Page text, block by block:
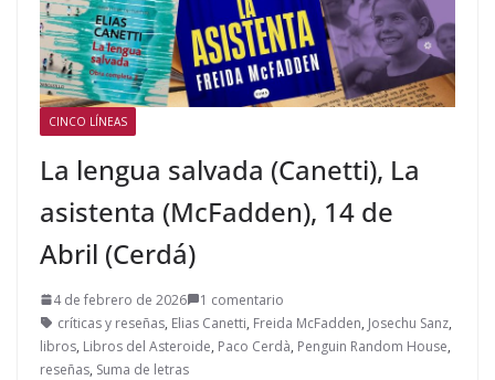
CINCO LÍNEAS
La lengua salvada (Canetti), La
asistenta (McFadden), 14 de
Abril (Cerdá)
4 de febrero de 2026
1 comentario
críticas y reseñas, Elias Canetti, Freida McFadden, Josechu Sanz,
libros, Libros del Asteroide, Paco Cerdà, Penguin Random House,
reseñas, Suma de letras